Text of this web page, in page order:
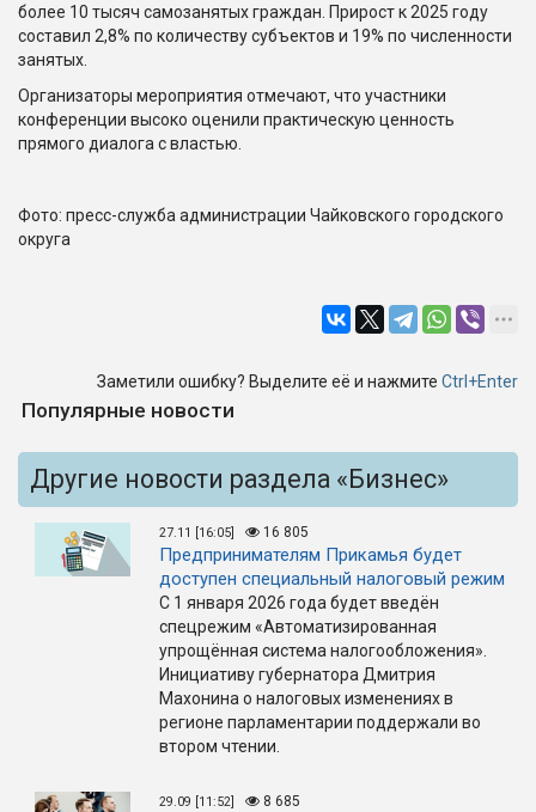
более 10 тысяч самозанятых граждан. Прирост к 2025 году
составил 2,8% по количеству субъектов и 19% по численности
занятых.
Организаторы мероприятия отмечают, что участники
конференции высоко оценили практическую ценность
прямого диалога с властью.
Фото: пресс-служба администрации Чайковского городского
округа
Заметили ошибку? Выделите её и нажмите Ctrl+Enter
Популярные новости
Другие новости раздела «Бизнес»
27.11 [16:05] 16 805
Предпринимателям Прикамья будет
доступен специальный налоговый режим
С 1 января 2026 года будет введён
спецрежим «Автоматизированная
упрощённая система налогообложения».
Инициативу губернатора Дмитрия
Махонина о налоговых изменениях в
регионе парламентарии поддержали во
втором чтении.
29.09 [11:52] 8 685